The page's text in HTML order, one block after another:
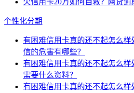
个性化分期
有困难信用卡真的还不起怎么样
信的危害有哪些？
有困难信用卡真的还不起怎么样
需要什么资料？
有困难信用卡真的还不起怎么